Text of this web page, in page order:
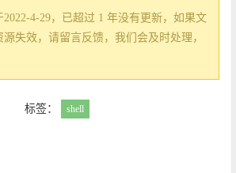
4-29，已超过 1 年没有更新，如果文
失效，请留言反馈，我们会及时处理，
标签： shell